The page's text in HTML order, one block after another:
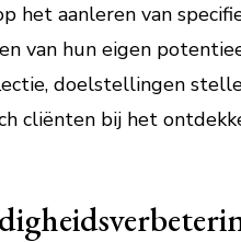
het aanleren van
van hun eigen
doelstellingen
cliënten bij het